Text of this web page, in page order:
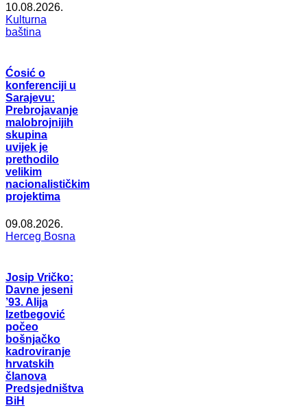
10.08.2026.
Kulturna
baština
Ćosić o
konferenciji u
Sarajevu:
Prebrojavanje
malobrojnijih
skupina
uvijek je
prethodilo
velikim
nacionalističkim
projektima
09.08.2026.
Herceg Bosna
Josip Vričko:
Davne jeseni
’93. Alija
Izetbegović
počeo
bošnjačko
kadroviranje
hrvatskih
članova
Predsjedništva
BiH